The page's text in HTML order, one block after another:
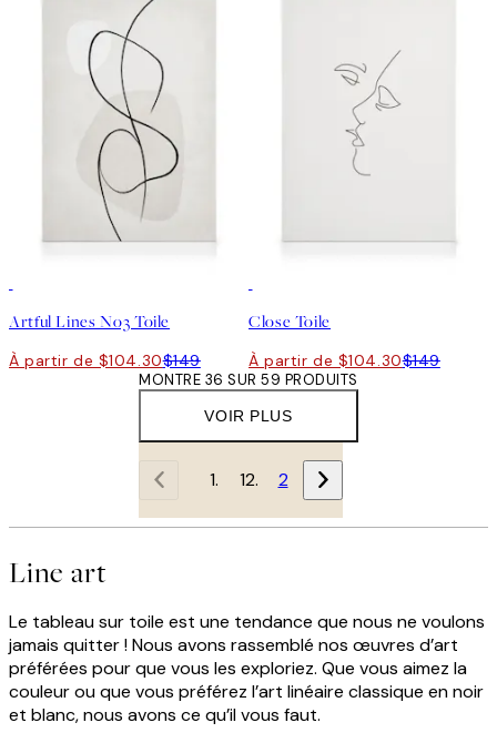
Artful Lines No3 Toile
À partir de $104.30$149
Close Toile
À partir de $104.30$149
VOIR PLUS
MONTRE 36 SUR 59 PRODUITS
1 2
Line art
Le tableau sur toile est une tendance que nous ne voulons
jamais quitter ! Nous avons rassemblé nos œuvres d’art
préférées pour que vous les exploriez. Que vous aimez la
couleur ou que vous préférez l’art linéaire classique en noir
et blanc, nous avons ce qu’il vous faut.